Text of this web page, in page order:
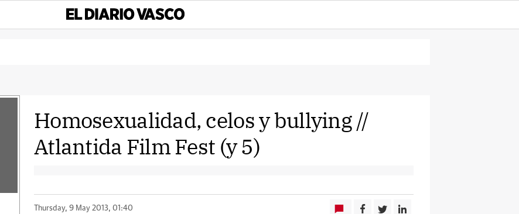
Homosexualidad, celos y bullying //
Atlantida Film Fest (y 5)
Thursday, 9 May 2013, 01:40